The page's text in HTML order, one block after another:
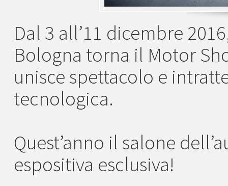
Dal 3 all’11 dicembre
Bologna torna il Motor
unisce spettacolo e
tecnologica.
Quest’anno il salone
espositiva esclusiva!